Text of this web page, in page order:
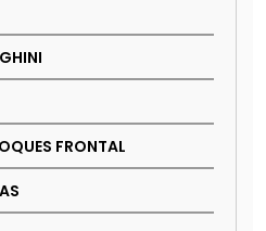
FRONTAL